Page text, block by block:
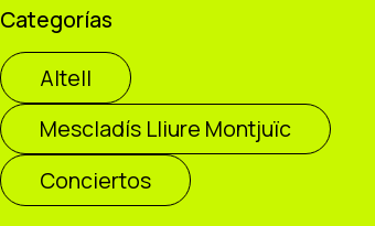
Categorías
Altell
Mescladís Lliure Montjuïc
Conciertos